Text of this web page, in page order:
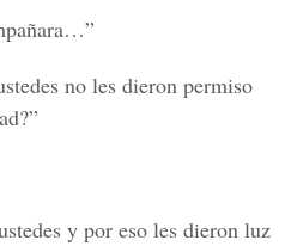
no les dieron permiso
y por eso les dieron luz